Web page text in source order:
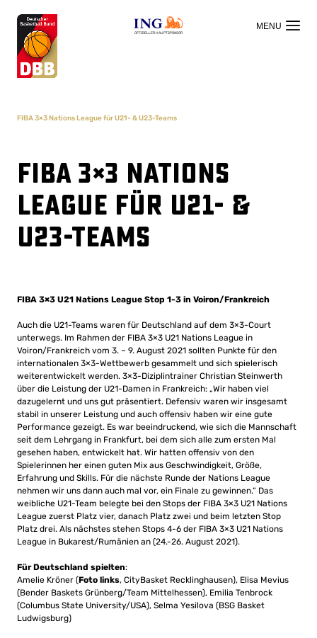
OFFIZIELLER HAUPTSPONSOR
FIBA 3×3 Nations League für U21- & U23-Teams
FIBA 3×3 Nations
League für U21- &
U23-Teams
FIBA 3×3 U21 Nations League Stop 1-3 in Voiron/Frankreich
Auch die U21-Teams waren für Deutschland auf dem 3×3-Court
unterwegs. Im Rahmen der FIBA 3×3 U21 Nations League in
Voiron/Frankreich vom 3. – 9. August 2021 sollten Punkte für den
internationalen 3×3-Wettbewerb gesammelt und sich spielerisch
weiterentwickelt werden. 3×3-Diziplintrainer Christian Steinwerth
über die Leistung der U21-Damen in Frankreich: „Wir haben viel
dazugelernt und uns gut präsentiert. Defensiv waren wir insgesamt
stabil in unserer Leistung und auch offensiv haben wir eine gute
Performance gezeigt. Es war beeindruckend, wie sich die Mannschaft
seit dem Lehrgang in Frankfurt, bei dem sich alle zum ersten Mal
gesehen haben, entwickelt hat. Wir hatten offensiv von den
Spielerinnen her einen guten Mix aus Geschwindigkeit, Größe,
Erfahrung und Skills. Für die nächste Runde der Nations League
nehmen wir uns dann auch mal vor, ein Finale zu gewinnen.“ Das
weibliche U21-Team belegte bei den Stops der FIBA 3×3 U21 Nations
League zuerst Platz vier, danach Platz zwei und beim letzten Stop
Platz drei. Als nächstes stehen Stops 4-6 der FIBA 3×3 U21 Nations
League in Bukarest/Rumänien an (24.-26. August 2021).
Für Deutschland spielten:
Amelie Kröner (Foto links, CityBasket Recklinghausen), Elisa Mevius
(Bender Baskets Grünberg/Team Mittelhessen), Emilia Tenbrock
(Columbus State University/USA), Selma Yesilova (BSG Basket
Ludwigsburg)